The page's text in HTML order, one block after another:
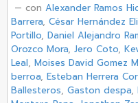
‏ — con Alexander Ramos
Barrera, César Hernández
Portillo, Daniel Alejandro
Orozco Mora, Jero Coto,
Leal, Moises David Gomez
berroa, Esteban Herrera
Ballesteros, Gaston despa,